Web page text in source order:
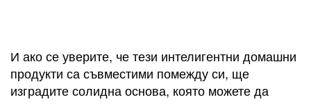
И ако се уверите, че тези интелигентни домашни
продукти са съвместими помежду си, ще
изградите солидна основа, която можете да